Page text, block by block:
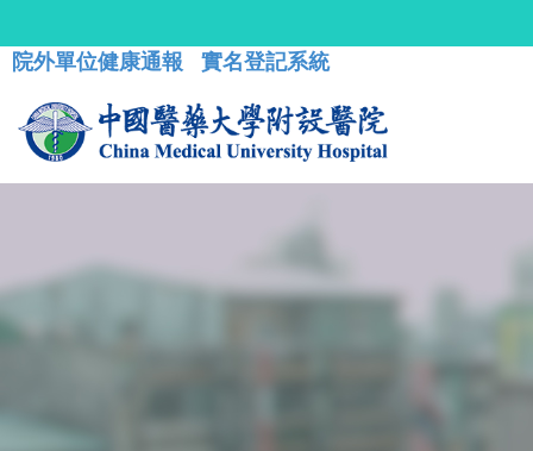
院外單位健康通報 實名登記系統